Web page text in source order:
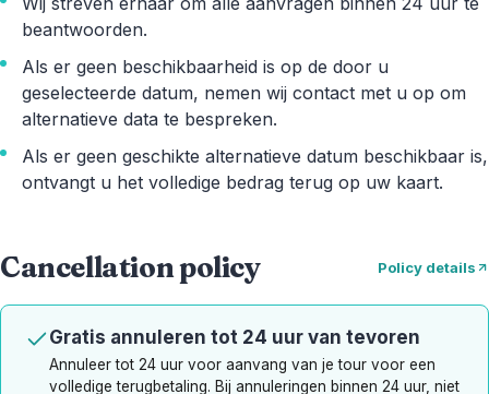
beantwoorden.
Als er geen beschikbaarheid is op de door u
geselecteerde datum, nemen wij contact met u op om
alternatieve data te bespreken.
Als er geen geschikte alternatieve datum beschikbaar is,
ontvangt u het volledige bedrag terug op uw kaart.
Cancellation policy Policy details
Gratis annuleren tot 24 uur van tevoren
Annuleer tot 24 uur voor aanvang van je tour voor een
volledige terugbetaling. Bij annuleringen binnen 24 uur, niet